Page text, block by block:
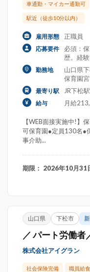
車通勤・マイカー通勤可
駅近（徒歩10分以内）
雇用形態 正職員
応募要件
必須：
歴。経験
勤務地
山口県
保育園
最寄り駅 JR下松
給与 月給
【WEB面接実施中!】
可保育園●定員130名●
事介助...
期限： 2026年10月31
山口県 下松市
／ パート労働者
株式会社アイグラン
社会保険完備 職員給